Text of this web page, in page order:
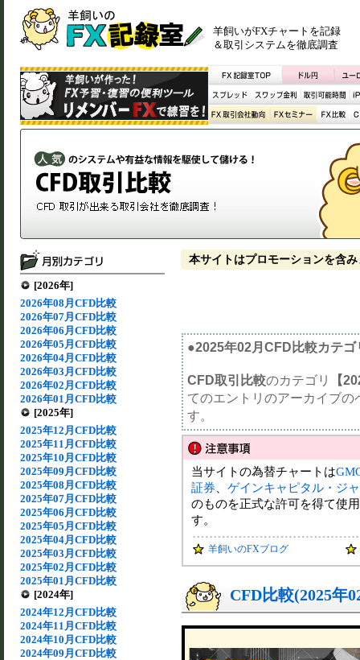
羊飼いがFXチャートを記録
＆取引システムを徹底調査
[2026年]
2026年08月CFD比較
2026年07月CFD比較
2026年06月CFD比較
2026年05月CFD比較
2026年04月CFD比較
2026年03月CFD比較
2026年02月CFD比較
2026年01月CFD比較
[2025年]
2025年12月CFD比較
2025年11月CFD比較
2025年10月CFD比較
2025年09月CFD比較
2025年08月CFD比較
2025年07月CFD比較
2025年06月CFD比較
2025年05月CFD比較
2025年04月CFD比較
2025年03月CFD比較
2025年02月CFD比較
2025年01月CFD比較
[2024年]
2024年12月CFD比較
2024年11月CFD比較
2024年10月CFD比較
2024年09月CFD比較
本サイトはプロモーションを含み
●2025年02月CFD比較カテゴ
CFD取引比較のカテゴリ
【
てのエントリのアーカイブ
す。
当サイトの為替チャートは
証券
ゲインキャピタル・ジ
のものを正式な許可を得て使
す。
羊飼いのFXブログ
CFD比較(2025年